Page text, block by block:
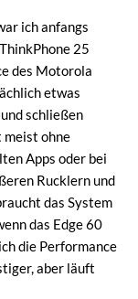
ich anfangs
25
des Motorola
etwas
schließen
ohne
Apps oder bei
Rucklern und
das System
das Edge 60
die Performance
aber läuft